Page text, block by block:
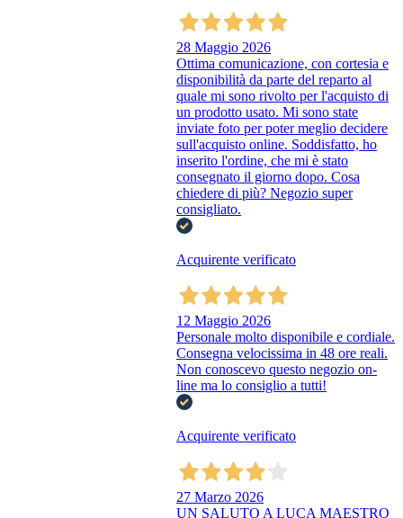
28 Maggio 2026
Ottima comunicazione, con cortesia e
disponibilità da parte del reparto al
quale mi sono rivolto per l'acquisto di
un prodotto usato. Mi sono state
inviate foto per poter meglio decidere
sull'acquisto online. Soddisfatto, ho
inserito l'ordine, che mi è stato
consegnato il giorno dopo. Cosa
chiedere di più? Negozio super
consigliato.
Acquirente verificato
12 Maggio 2026
Personale molto disponibile e cordiale.
Consegna velocissima in 48 ore reali.
Non conoscevo questo negozio on-
line ma lo consiglio a tutti!
Acquirente verificato
27 Marzo 2026
UN SALUTO A LUCA MAESTRO